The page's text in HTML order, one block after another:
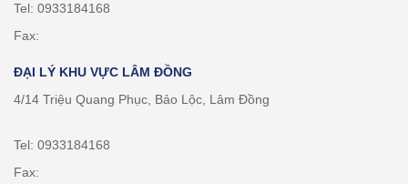
Tel: 0933184168
Fax:
ĐẠI LÝ KHU VỰC LÂM ĐỒNG
4/14 Triệu Quang Phục, Bảo Lộc, Lâm Đồng
Tel: 0933184168
Fax: